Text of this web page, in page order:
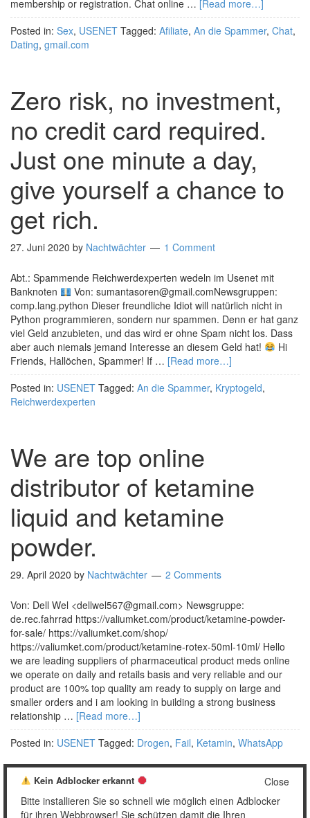
membership or registration. Chat online … [Read more…]
Posted in: Sex, USENET Tagged: Afiliate, An die Spammer, Chat,
Dating, gmail.com
Zero risk, no investment,
no credit card required.
Just one minute a day,
give yourself a chance to
get rich.
27. Juni 2020 by Nachtwächter 1 Comment
Abt.: Spammende Reichwerdexperten wedeln im Usenet mit
Banknoten
Von: sumantasoren@gmail.comNewsgruppen:
comp.lang.python Dieser freundliche Idiot will natürlich nicht in
Python programmieren, sondern nur spammen. Denn er hat ganz
viel Geld anzubieten, und das wird er ohne Spam nicht los. Dass
aber auch niemals jemand Interesse an diesem Geld hat!
Hi
Friends, Hallöchen, Spammer! If … [Read more…]
Posted in: USENET Tagged: An die Spammer, Kryptogeld,
Reichwerdexperten
We are top online
distributor of ketamine
liquid and ketamine
powder.
29. April 2020 by Nachtwächter 2 Comments
Von: Dell Wel <dellwel567@gmail.com> Newsgruppe:
de.rec.fahrrad https://valiumket.com/product/ketamine-powder-
for-sale/ https://valiumket.com/shop/
https://valiumket.com/product/ketamine-rotex-50ml-10ml/ Hello
we are leading suppliers of pharmaceutical product meds online
we operate on daily and retails basis and very reliable and our
product are 100% top quality am ready to supply on large and
smaller orders and i am looking in building a strong business
relationship … [Read more…]
Posted in: USENET Tagged: Drogen, Fail, Ketamin, WhatsApp
1 2 … 4 Weiter »
Close
Kein Adblocker erkannt
Bitte installieren Sie so schnell wie möglich einen Adblocker
für ihren Webbrowser! Sie schützen damit die Ihren